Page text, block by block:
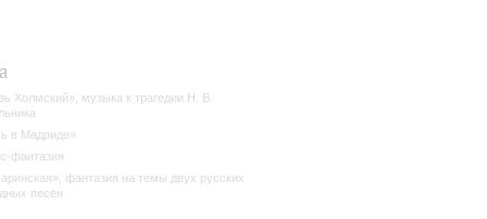
Холмский», музыка к трагедии Н. В.
в Мадриде»
фантазия
фантазия на темы двух русских
песен